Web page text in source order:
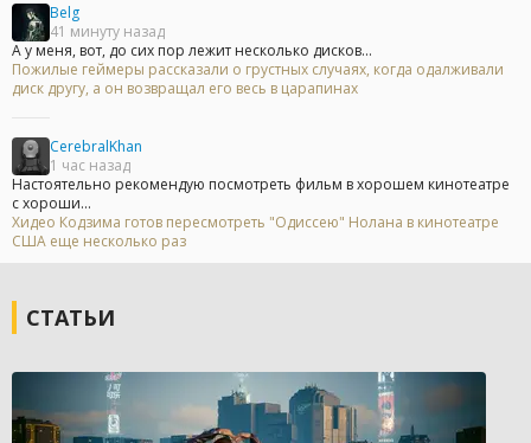
Belg
41 минуту назад
А у меня, вот, до сих пор лежит несколько дисков...
Пожилые геймеры рассказали о грустных случаях, когда одалживали
диск другу, а он возвращал его весь в царапинах
CerebralKhan
1 час назад
Настоятельно рекомендую посмотреть фильм в хорошем кинотеатре
с хороши...
Хидео Кодзима готов пересмотреть "Одиссею" Нолана в кинотеатре
США еще несколько раз
СТАТЬИ